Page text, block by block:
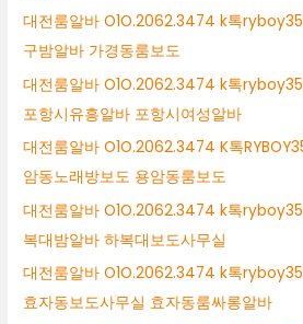
대전룸알바 O1O.2062.3474 k톡
구밤알바 가경동룸보도
대전룸알바 O1O.2062.3474 k톡
포항시유흥알바 포항시여성알바
대전룸알바 O1O.2062.3474 K톡
암동노래방보도 용암동룸보도
대전룸알바 O1O.2062.3474 k톡
복대밤알바 하복대보도사무실
대전룸알바 O1O.2062.3474 k톡
효자동보도사무실 효자동룸싸롱알바